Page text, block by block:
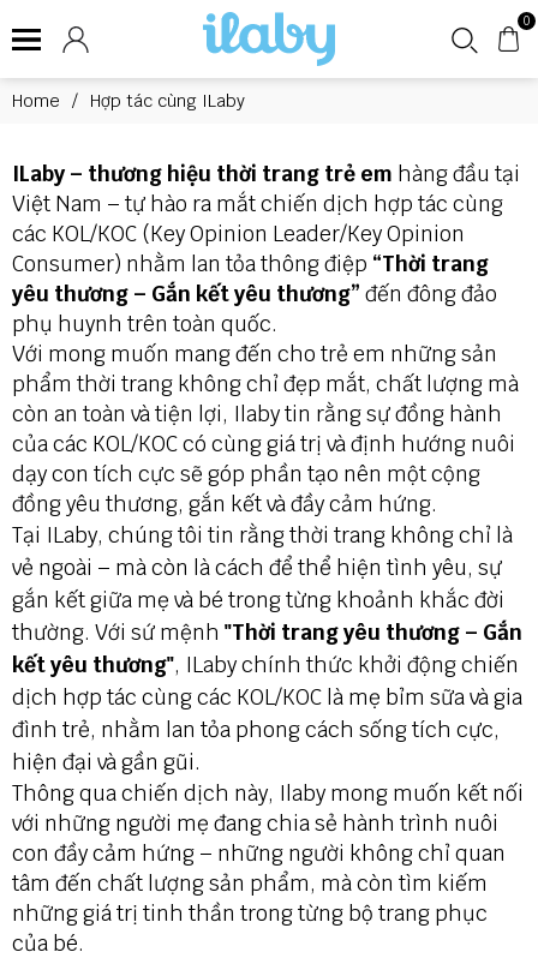
0
Home / Hợp tác cùng ILaby
ILaby – thương hiệu thời trang trẻ em hàng đầu tại
Việt Nam – tự hào ra mắt chiến dịch hợp tác cùng
các KOL/KOC (Key Opinion Leader/KeyOpinion
Consumer) nhằm lan tỏa thông điệp “Thời trang
yêu thương – Gắn kết yêu thương” đến đông đảo
phụ huynh trên toàn quốc.
Với mong muốn mang đến cho trẻ em những sản
phẩm thời trang không chỉ đẹp mắt, chất lượng mà
còn an toàn và tiện lợi, Ilaby tin rằng sự đồng hành
của các KOL/KOC có cùng giá trị và định hướng nuôi
dạy con tích cực sẽ góp phần tạo nên một cộng
đồng yêu thương, gắn kết và đầy cảm hứng.
Tại ILaby, chúng tôi tin rằng thời trang không chỉ là
vẻ ngoài – mà còn là cách để thể hiện tình yêu, sự
gắn kết giữa mẹ và bé trongtừng khoảnh khắc đời
thường. Với sứ mệnh "Thời trang yêu thương – Gắn
kết yêu thương", ILaby chính thức khởi động chiến
dịch hợp tác cùng các KOL/KOC là mẹ bỉm sữa và gia
đình trẻ, nhằm lan tỏa phong cách sống tích cực,
hiện đại và gần gũi.
Thông qua chiến dịch này, Ilaby mong muốn kết nối
với những người mẹ đang chia sẻ hành trình nuôi
con đầy cảm hứng – những người không chỉ quan
tâm đến chất lượng sản phẩm, mà còn tìm kiếm
những giá trị tinh thần trong từng bộ trang phục
của bé.